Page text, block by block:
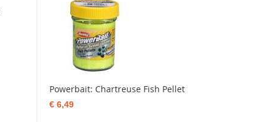
Powerbait: Chartreuse Fish Pellet
€ 6,49